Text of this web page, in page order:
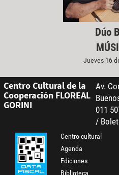
Dúo
Jueves 16
Centro Cultural de la
Cooperación FLOREAL
GORINI
Av.
011
/
Centro cultural
Agenda
Ediciones
Biblioteca